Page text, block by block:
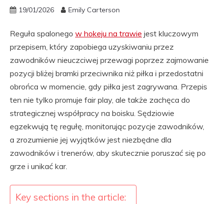
19/01/2026 Emily Carterson
Reguła spalonego w hokeju na trawie jest kluczowym
przepisem, który zapobiega uzyskiwaniu przez
zawodników nieuczciwej przewagi poprzez zajmowanie
pozycji bliżej bramki przeciwnika niż piłka i przedostatni
obrońca w momencie, gdy piłka jest zagrywana. Przepis
ten nie tylko promuje fair play, ale także zachęca do
strategicznej współpracy na boisku. Sędziowie
egzekwują tę regułę, monitorując pozycje zawodników,
a zrozumienie jej wyjątków jest niezbędne dla
zawodników i trenerów, aby skutecznie poruszać się po
grze i unikać kar.
Key sections in the article: